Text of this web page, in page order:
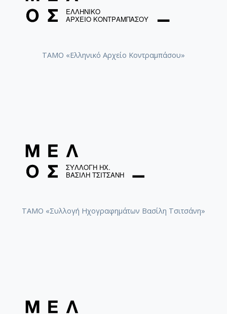
[Φάκελος] GR-As-MTH-003-Sc-014-112-Suite
[Φάκελος] GR-As-MTH-003-Sc-016-115-Suite
[Φάκελος] GR-As-MTH-003-Sc-017-123-
[Φάκελος] GR-As-MTH-003-Sc-018-124-
[Φάκελος] GR-As-MTH-003-Sc-018-125-Les
[Φάκελος] GR-As-MTH-003-Sc-018-128-
[Υπο-Φάκελος] GR-As-MTH-003-Sc-021-
ΤΑΜΟ «Ελληνικό Αρχείο Κοντραμπάσου»
ΤΑΜΟ «Συλλογή Ηχογραφημάτων Βασίλη Τσιτσάνη»